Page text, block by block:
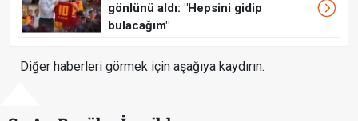
gönlünü aldı: "Hepsini gidip
bulacağım"
Diğer haberleri görmek için aşağıya kaydırın.